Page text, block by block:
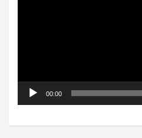
00:00